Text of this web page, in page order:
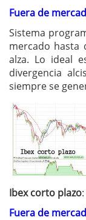
Fuera de
Sistema
mercado hasta
alza. Lo ideal
divergencia
siempre se
Ibex corto plazo
Fuera de